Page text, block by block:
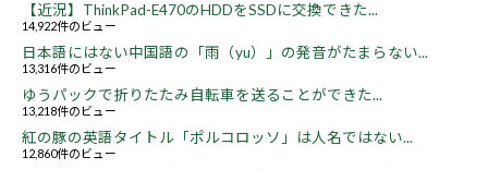
【近況】ThinkPad-E470のHDDをSSDに交換できた...
14,922件のビュー
日本語にはない中国語の「雨（yu）」の発音がたまらない...
13,316件のビュー
ゆうパックで折りたたみ自転車を送ることができた...
13,218件のビュー
紅の豚の英語タイトル「ポルコロッソ」は人名ではない...
12,860件のビュー